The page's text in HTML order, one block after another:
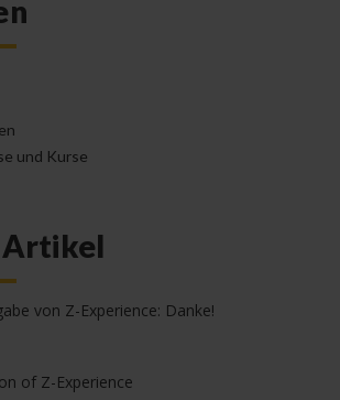
und Kurse
Artikel
von Z-Experience: Danke!
of Z-Experience